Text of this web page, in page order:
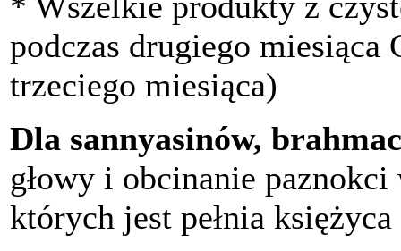
podczas drugiego miesiąca
trzeciego miesiąca)
Dla sannyasinów,
głowy i obcinanie
których jest pełnia księżyca